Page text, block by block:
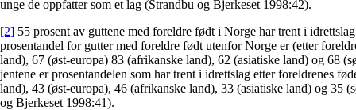
unge de oppfatter som et lag (Strandbu og Bjerkeset 1998:42).
[2] 55 prosent av guttene med foreldre født i Norge har trent i
prosentandel for gutter med foreldre født utenfor Norge er (etter
land), 67 (øst-europa) 83 (afrikanske land), 62 (asiatiske land) og 68
jentene er prosentandelen som har trent i idrettslag etter foreldrenes
land), 43 (øst-europa), 46 (afrikanske land), 33 (asiatiske land) og 35
og Bjerkeset 1998:41).